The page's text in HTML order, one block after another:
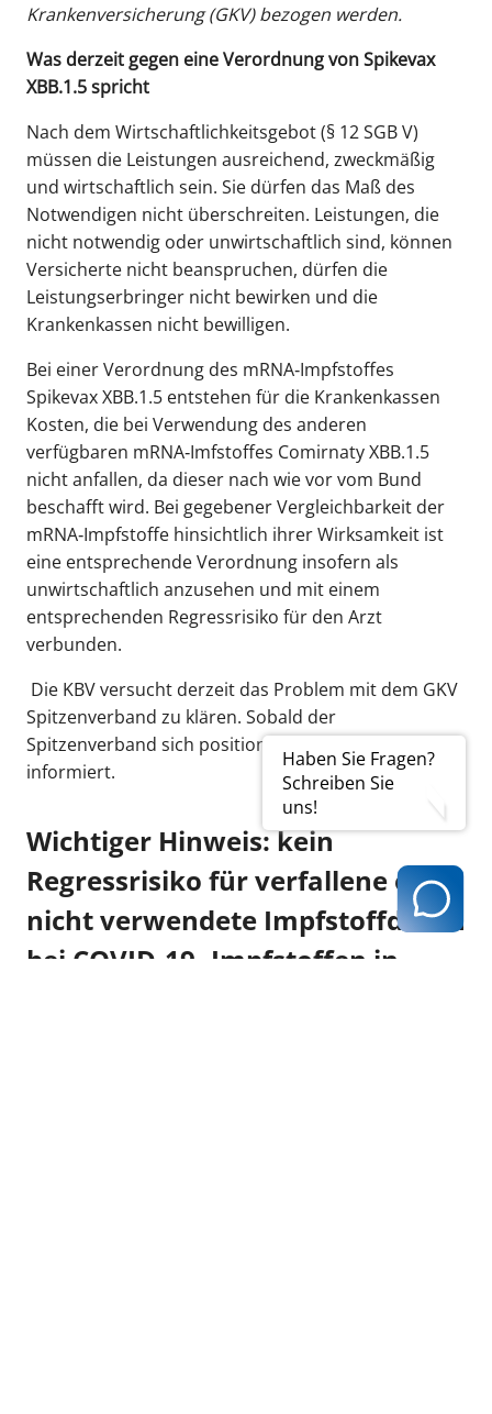
Haben Sie Fragen?
Schreiben Sie
uns!
Krankenversicherung (GKV) bezogen werden.
Was derzeit gegen eine Verordnung von Spikevax
XBB.1.5 spricht
Nach dem Wirtschaftlichkeitsgebot (§ 12 SGB V)
müssen die Leistungen ausreichend, zweckmäßig
und wirtschaftlich sein. Sie dürfen das Maß des
Notwendigen nicht überschreiten. Leistungen, die
nicht notwendig oder unwirtschaftlich sind, können
Versicherte nicht beanspruchen, dürfen die
Leistungserbringer nicht bewirken und die
Krankenkassen nicht bewilligen.
Bei einer Verordnung des mRNA‐Impfstoffes
Spikevax XBB.1.5 entstehen für die Krankenkassen
Kosten, die bei Verwendung des anderen
verfügbaren mRNA‐Imfstoffes Comirnaty XBB.1.5
nicht anfallen, da dieser nach wie vor vom Bund
beschafft wird. Bei gegebener Vergleichbarkeit der
mRNA‐Impfstoffe hinsichtlich ihrer Wirksamkeit ist
eine entsprechende Verordnung insofern als
unwirtschaftlich anzusehen und mit einem
entsprechenden Regressrisiko für den Arzt
verbunden.
Die KBV versucht derzeit das Problem mit dem GKV
Spitzenverband zu klären. Sobald der
Spitzenverband sich positioniert, werden Sie
informiert.
Wichtiger Hinweis: kein
Regressrisiko für verfallene oder
nicht verwendete Impfstoffdosen
bei COVID‐19‐ Impfstoffen in